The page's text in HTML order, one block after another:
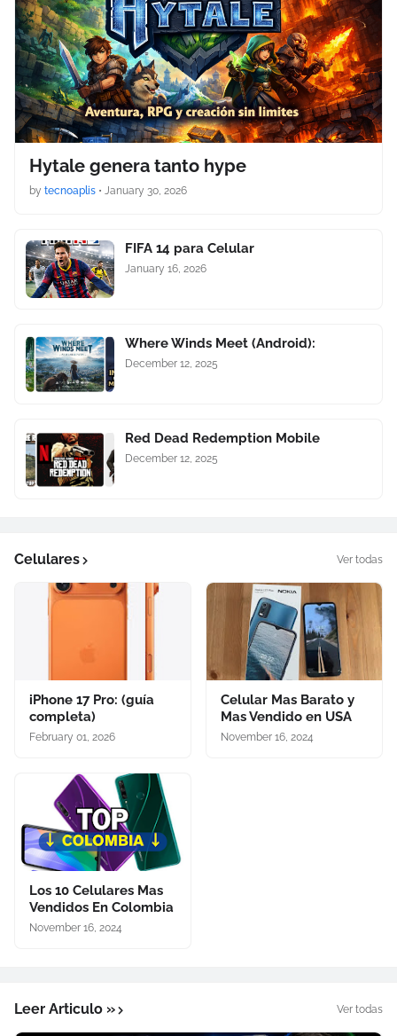
Hytale genera tanto hype
by tecnoaplis • January 30, 2026
FIFA 14 para Celular
January 16, 2026
Where Winds Meet (Android):
December 12, 2025
Red Dead Redemption Mobile
December 12, 2025
Celulares Ver todas
iPhone 17 Pro: (guía
completa)
February 01, 2026
Celular Mas Barato y
Mas Vendido en USA
November 16, 2024
Los 10 Celulares Mas
Vendidos En Colombia
November 16, 2024
Leer Articulo » Ver todas